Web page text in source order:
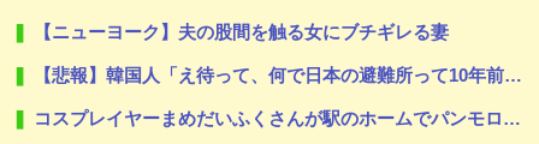
【ニューヨーク】夫の股間を触る女にブチギレる妻
【悲報】韓国人「え待って、何で日本の避難所って10年前と同レベルなの(ドン引き
コスプレイヤーまめだいふくさんが駅のホームでパンモロ事故